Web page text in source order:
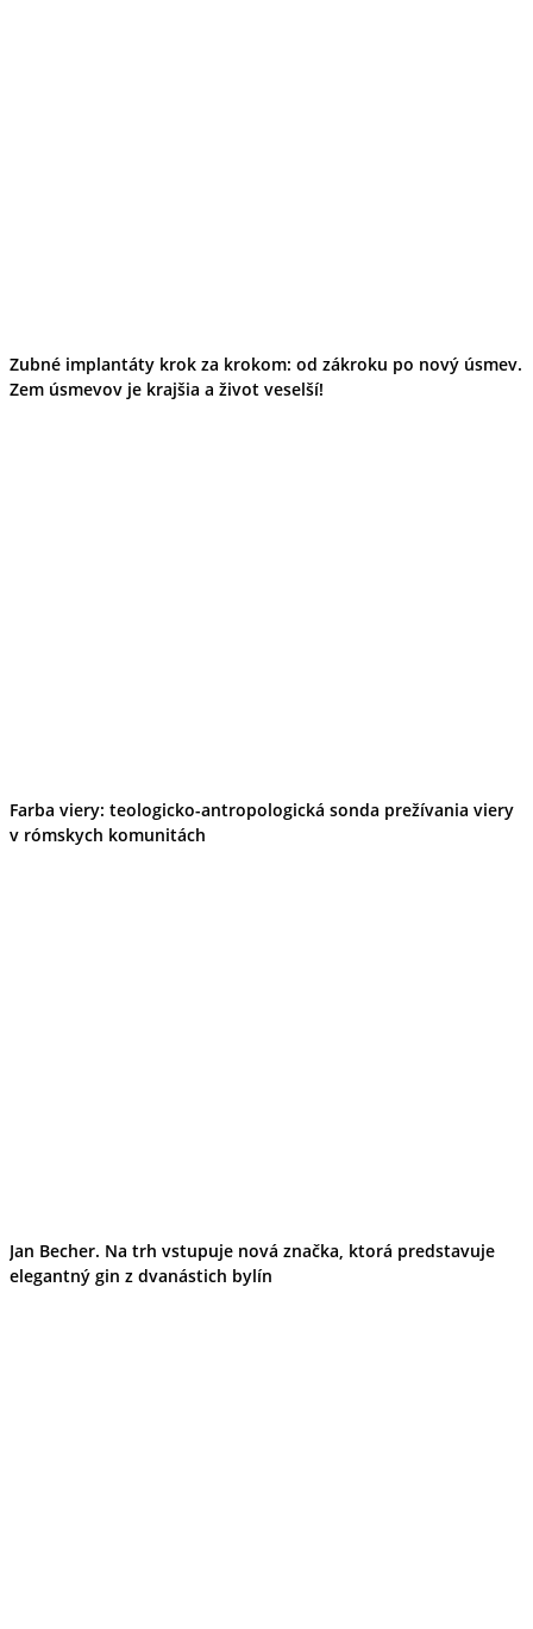
Zubné implantáty krok za krokom: od zákroku po nový úsmev.
Zem úsmevov je krajšia a život veselší!
Farba viery: teologicko-antropologická sonda prežívania viery
v rómskych komunitách
Jan Becher. Na trh vstupuje nová značka, ktorá predstavuje
elegantný gin z dvanástich bylín